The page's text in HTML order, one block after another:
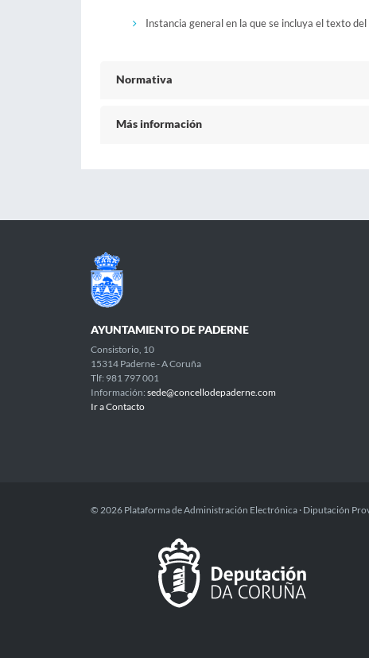
Instancia general en la que se incluya el texto
Normativa
Más información
AYUNTAMIENTO DE PADERNE
Consistorio, 10
15314 Paderne - A Coruña
Tlf: 981 797 001
Información: sede@concellodepaderne.com
Ir a Contacto
© 2026 Plataforma de Administración Electrónica · Diputación